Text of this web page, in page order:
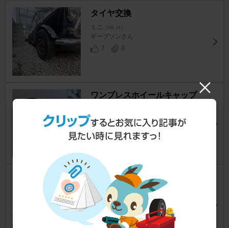
タイヤ交換
ミニ [MK IX]
ギーブソンさん
7
0
ワンプレスホイールキャップ
ちょっこーさん
20
1
タイヤ交換
ミニ [MK IX]
Mr.ひろしさん
7
0